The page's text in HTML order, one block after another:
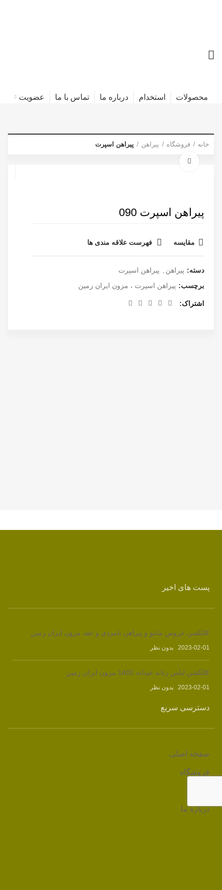
محصولات استخدام درباره ما تماس با ما عضویت
خانه فروشگاه پیراهن پیراهن اسپرت
پیراهن اسپرت 090
مقایسه فهرست علاقه مندی ها
دسته: پیراهن
پیراهن اسپرت
برچسب: پیراهن اسپرت ، مزون ایران زمین
اشتراک
پست های اخیر
کالکشن عروس مانتو و پیراهن نامزدی و عقد مزون ایران زمین
2023-02-01 بدون نظر
کالکشن لباس زنانه عیدانه 1402 مزون ایران زمین
2023-02-01 بدون نظر
دسترسی سریع
صفحه اصلی
فروشگاه
درباره ما